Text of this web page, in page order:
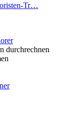
Tr…
durchrechnen